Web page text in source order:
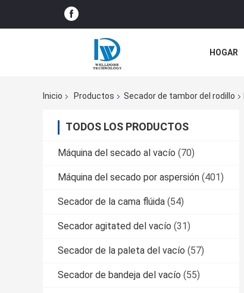
HOGAR
Inicio
Productos Secador de tambor del rodillo
TODOS LOS PRODUCTOS
Máquina del secado al vacío (70)
Máquina del secado por aspersión (401)
Secador de la cama flúida (54)
Secador agitated del vacío (31)
Secador de la paleta del vacío (57)
Secador de bandeja del vacío (55)